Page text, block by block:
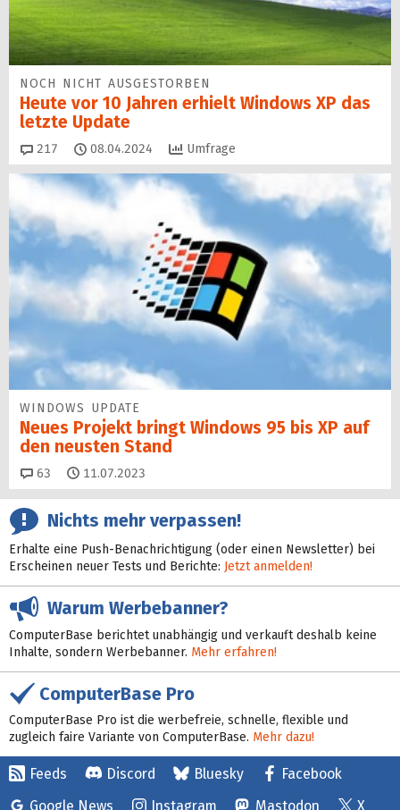
NOCH NICHT AUSGESTORBEN
Heute vor 10 Jahren erhielt Windows XP das
letzte Update
217 Kommentare
08.04.2024 Umfrage
WINDOWS UPDATE
Neues Projekt bringt Windows 95 bis XP auf
den neusten Stand
63 Kommentare
11.07.2023
Nichts mehr verpassen!
Erhalte eine Push-Benachrichtigung (oder einen Newsletter) bei
Erscheinen neuer Tests und Berichte: Jetzt anmelden!
Warum Werbebanner?
ComputerBase berichtet unabhängig und verkauft deshalb keine
Inhalte, sondern Werbebanner. Mehr erfahren!
ComputerBase Pro
ComputerBase Pro ist die werbefreie, schnelle, flexible und
zugleich faire Variante von ComputerBase. Mehr dazu!
Feeds Discord Bluesky
Facebook
Google News
Instagram Mastodon X